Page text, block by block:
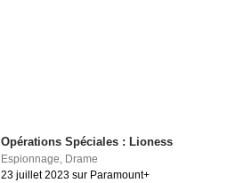
Opérations Spéciales : Lioness
Espionnage, Drame
23 juillet 2023 sur Paramount+